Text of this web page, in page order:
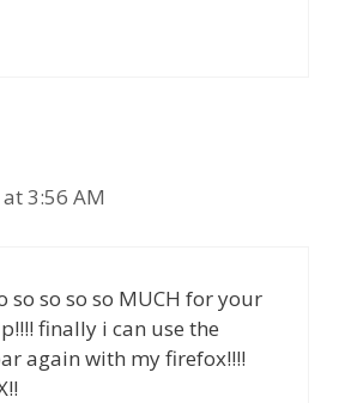
3:56 AM
so so so so MUCH for your
finally i can use the
again with my firefox!!!!